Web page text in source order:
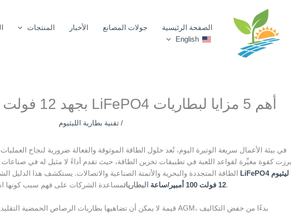
الصفحة الرئيسية جولات المصانع الأخبار المنتجات
English
أهم 5 مزايا لبطاريات LiFePO4 بجهد 12 فولت 100 أمبير/ساعة
/ تقنية بطارية الليثيوم
في بيئة الأعمال سريعة الوتيرة اليوم، تُعد حلول الطاقة الموثوقة والفعالة ضرورية لنجاح
الطاقة المتجددة والبحرية والأتمتة الصناعية والاتصالات. يستكشف هذا الدليل
12 فولت 100 أمبير/ساعة
البطاريات مساعدة الشركات على فهم سبب كونها استثماراً ذكياً للنمو على المدى الطويل.